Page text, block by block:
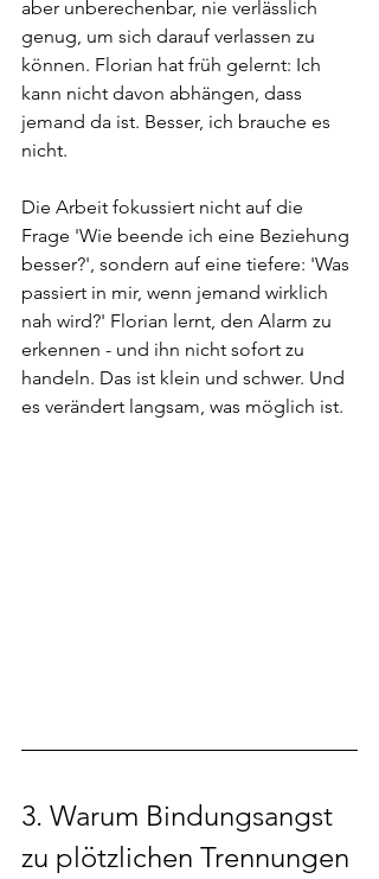
aber unberechenbar, nie verlässlich
genug, um sich darauf verlassen zu
können. Florian hat früh gelernt: Ich
kann nicht davon abhängen, dass
jemand da ist. Besser, ich brauche es
nicht.
Die Arbeit fokussiert nicht auf die
Frage 'Wie beende ich eine Beziehung
besser?', sondern auf eine tiefere: 'Was
passiert in mir, wenn jemand wirklich
nah wird?' Florian lernt, den Alarm zu
erkennen - und ihn nicht sofort zu
handeln. Das ist klein und schwer. Und
es verändert langsam, was möglich ist.
3. Warum Bindungsangst
zu plötzlichen Trennungen